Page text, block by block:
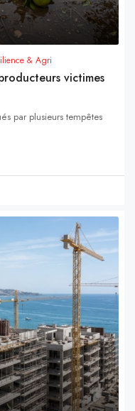
& Agri
victimes
par plusieurs tempêtes